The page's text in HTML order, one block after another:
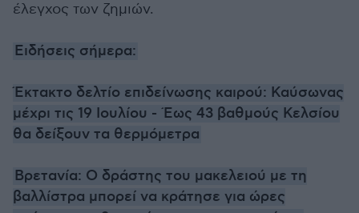
έλεγχος των ζημιών.
Ειδήσεις σήμερα:
Έκτακτο δελτίο επιδείνωσης καιρού: Καύσωνας
μέχρι τις 19 Ιουλίου - Έως 43 βαθμούς Κελσίου
θα δείξουν τα θερμόμετρα
Βρετανία: Ο δράστης του μακελειού με τη
βαλλίστρα μπορεί να κράτησε για ώρες